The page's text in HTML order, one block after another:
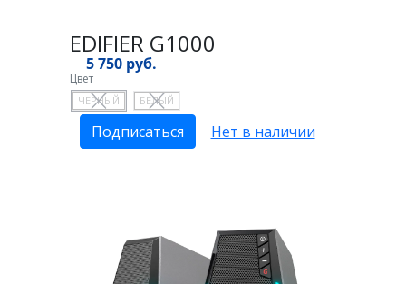
EDIFIER G1000
5 750 руб.
Цвет
ЧЕРНЫЙ БЕЛЫЙ
Подписаться Нет в наличии